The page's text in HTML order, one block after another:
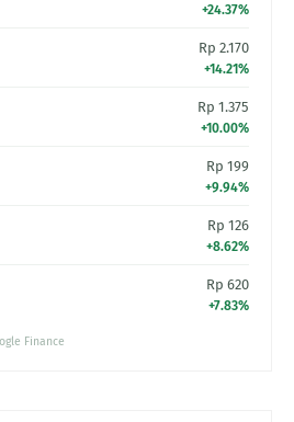
+24.37%
Rp 2.170
+14.21%
Rp 1.375
+10.00%
Rp 199
+9.94%
Rp 126
+8.62%
Rp 620
+7.83%
Finance